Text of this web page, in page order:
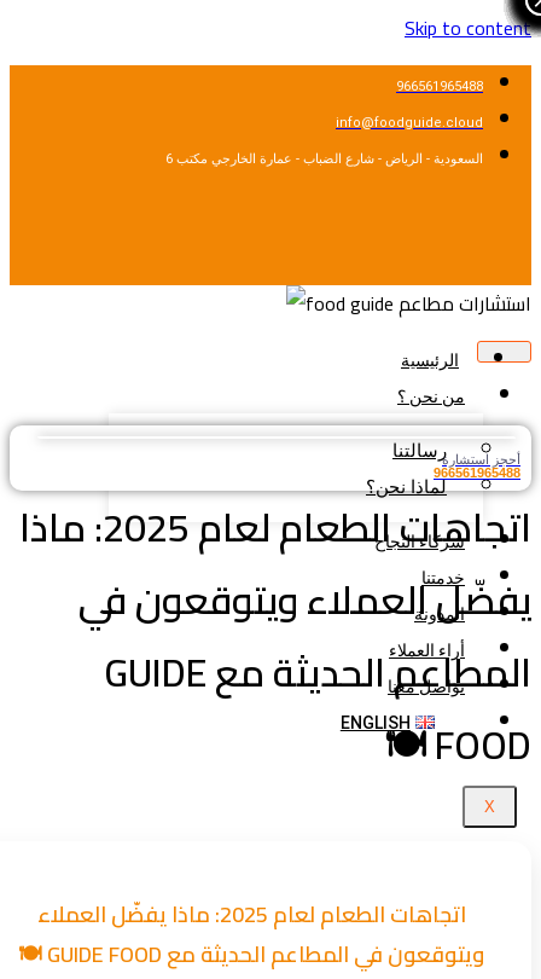
Skip to
966561965488
info@foodguide.cloud
السعودية - الرياض - شارع الضباب - عمارة الخارجي مكتب 6
الرئيسية
من نحن ؟
رسالتنا
لماذا نحن؟
شركاء النجاح
خدمتنا
المدونة
أراء العملاء
تواصل معنا
ENGLISH
استشارة
اتجاهات الطعام لعام 2025: ماذا
العملاء ويتوقعون في
المطاعم الحديثة مع GUIDE
اتجاهات الطعام لعام 2025: ماذا يفضّل العملاء
ويتوقعون في المطاعم الحديثة مع GUIDE FOOD 🍽️